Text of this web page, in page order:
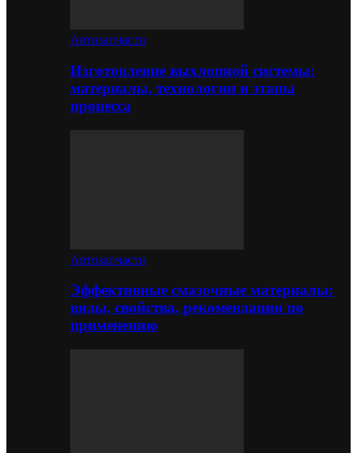
Автозапчасти
Изготовление выхлопной системы:
материалы, технологии и этапы
процесса
Автозапчасти
Эффективные смазочные материалы:
виды, свойства, рекомендации по
применению